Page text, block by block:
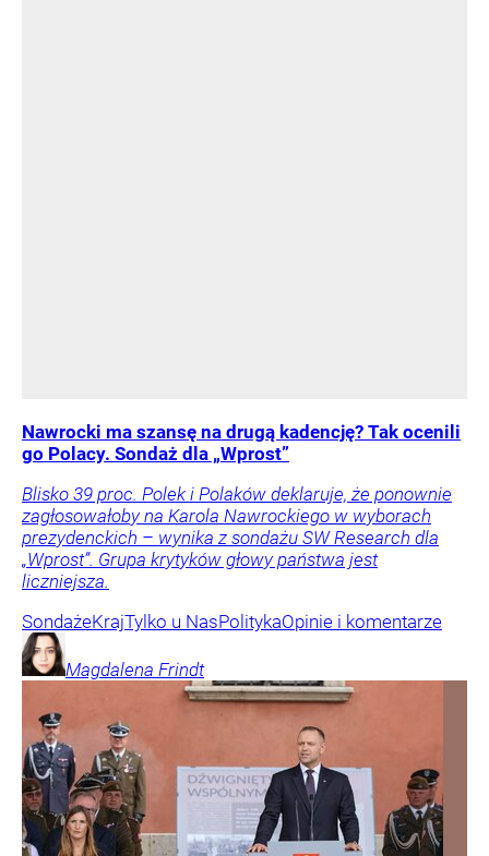
Nawrocki ma szansę na drugą kadencję? Tak ocenili
go Polacy. Sondaż dla „Wprost”
Blisko 39 proc. Polek i Polaków deklaruje, że ponownie
zagłosowałoby na Karola Nawrockiego w wyborach
prezydenckich – wynika z sondażu SW Research dla
„Wprost”. Grupa krytyków głowy państwa jest
liczniejsza.
SondażeKrajTylko u NasPolitykaOpinie i komentarze
Magdalena Frindt